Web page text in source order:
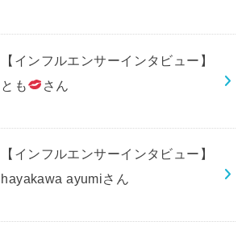
【インフルエンサーインタビュー】
とも
さん
【インフルエンサーインタビュー】
hayakawa ayumiさん